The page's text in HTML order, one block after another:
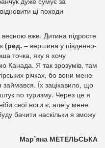
ці походи
вже. Дитина підросте
(ред. – вершина у південно-
точка, яку я хочу
Канада. Я так зрозумів, там
річках, бо вони мене
займався. Їх зацікавило, що
штук по туризму. Через це я
свої ноги є, але у мене
бачити наскільки я зможу
Мар’яна МЕТЕЛЬСЬКА